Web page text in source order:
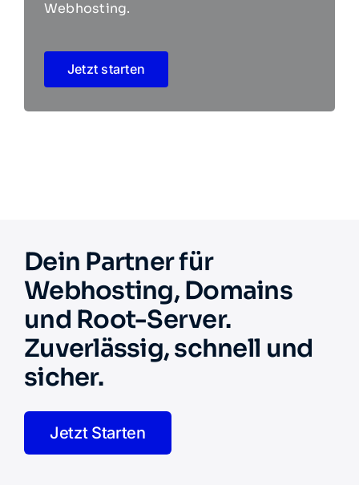
Webhosting.
Jetzt starten
Dein Partner für
Webhosting, Domains
und Root-Server.
Zuverlässig, schnell und
sicher.
Jetzt Starten